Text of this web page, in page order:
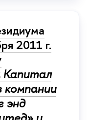
2011 г.
энд